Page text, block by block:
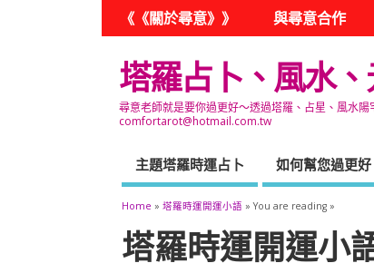
《《關於尋意》》 與尋意合作
塔羅占卜、風水
尋意老師就是要你過更好～透過塔羅、占星、風水
comfortarot@hotmail.com.tw
主題塔羅時運占卜 如何幫您過更好
Home »塔羅時運開運小語 » You are reading »
塔羅時運開運小